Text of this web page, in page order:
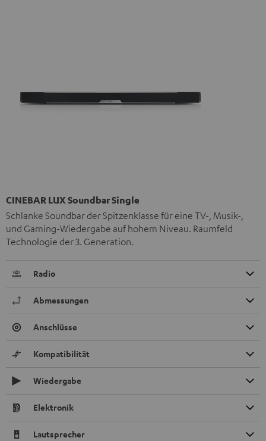
CINEBAR LUX Soundbar Single
Schlanke Soundbar der Spitzenklasse für eine TV-, Musik-,
und Gaming-Wiedergabe auf hohem Niveau. Raumfeld
Technologie der 3. Generation.
Radio
Abmessungen
Anschlüsse
Kompatibilität
Wiedergabe
Elektronik
Lautsprecher